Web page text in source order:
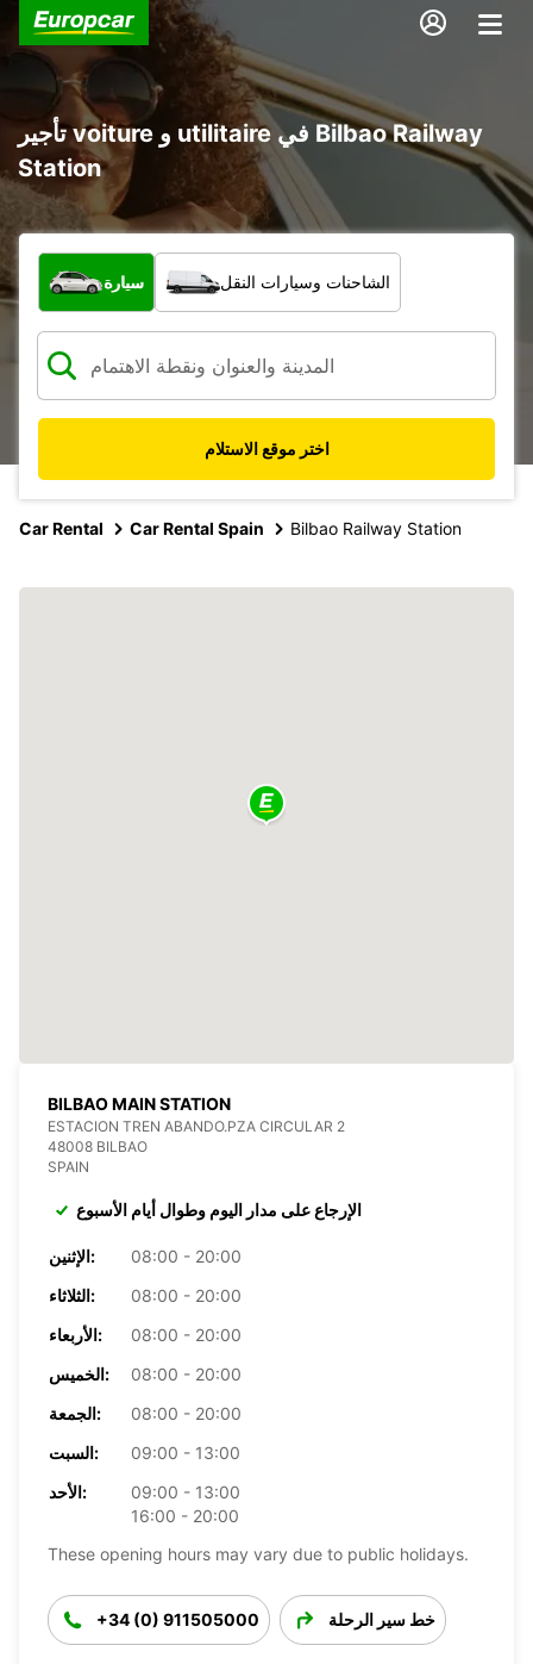
تأجير voiture و utilitaire في Bilbao Railway
Station
ما نوع المركبة؟
سيارة الشاحنات وسيارات النقل
اختر موقع الاستلام
Car Rental Car Rental Spain Bilbao Railway Station
BILBAO MAIN STATION
ESTACION TREN ABANDO.PZA CIRCULAR 2
48008 BILBAO
SPAIN
الإرجاع على مدار اليوم وطوال أيام الأسبوع
الإثنين:
08:00 - 20:00
الثلاثاء:
08:00 - 20:00
الأربعاء:
08:00 - 20:00
الخميس:
08:00 - 20:00
الجمعة:
08:00 - 20:00
السبت:
09:00 - 13:00
الأحد:
09:00 - 13:00
16:00 - 20:00
These opening hours may vary due to public holidays.
+34 (0) 911505000 خط سير الرحلة